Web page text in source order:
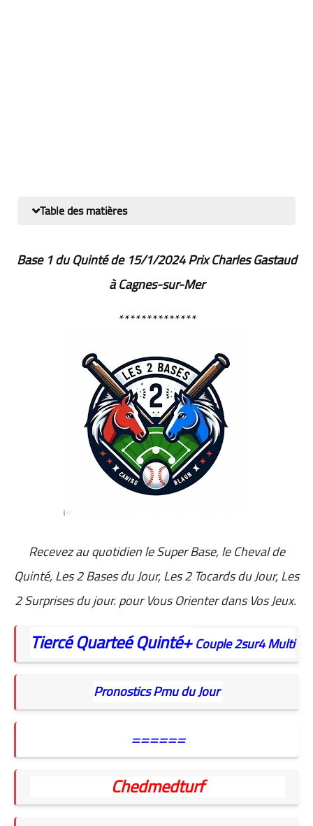
Table des matières
Base 1 du Quinté de 15/1/2024Prix Charles Gastaud
à Cagnes-sur-Mer
**************
Recevez au quotidienle Super Base, le Cheval de
Quinté, Les 2 Bases du Jour, Les 2 Tocards du Jour, Les
2 Surprises du jour. pour Vous Orienter dans Vos Jeux.
TiercéQuarteéQuinté+Couple2sur4Multi
Pronostics Pmu du Jour
======
Chedmedturf